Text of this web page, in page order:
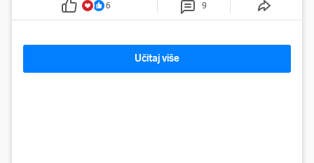
6 9
Učitaj više